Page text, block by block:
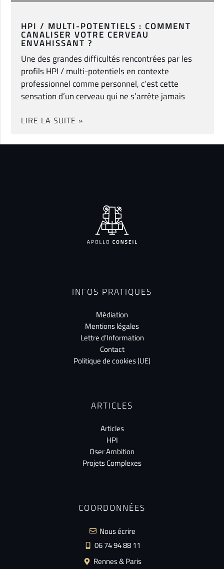
HPI / MULTI-POTENTIELS : COMMENT
CANALISER VOTRE CERVEAU
ENVAHISSANT ?
Une des grandes difficultés rencontrées par les
profils HPI / multi-potentiels en contexte
professionnel comme personnel, c’est cette
sensation d’un cerveau qui ne s’arrête jamais
LIRE LA SUITE »
INFOS PRATIQUES
Médiation
Mentions légales
Lettre d’Information
Contact
Politique de cookies (UE)
ARTICLES
Articles
HPI
Oser Ambition
Projets Complexes
COORDONNÉES
Nous écrire
06 74 94 88 11
Rennes & Paris